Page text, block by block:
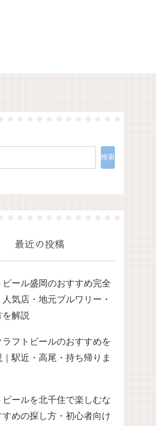
検索
最近の投稿
ビール盛岡のおすすめ完全
人気店・地元ブルワリー・
解説
ラフトビールのおすすめを
駅近・高尾・持ち帰りま
ビールを北千住で楽しむな
すめの探し方・初心者向け